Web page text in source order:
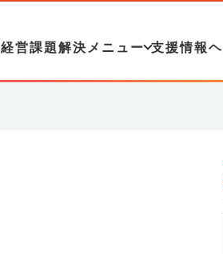
経営課題解決メニュー 支援情報